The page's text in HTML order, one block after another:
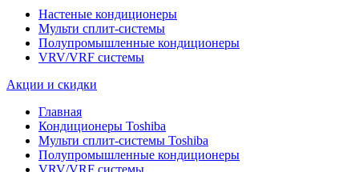
Настеные кондиционеры
Мульти сплит-системы
Полупромышленные кондиционеры
VRV/VRF системы
Акции и скидки
Главная
Кондиционеры Toshiba
Мульти сплит-системы Toshiba
Полупромышленные кондиционеры
VRV/VRF системы